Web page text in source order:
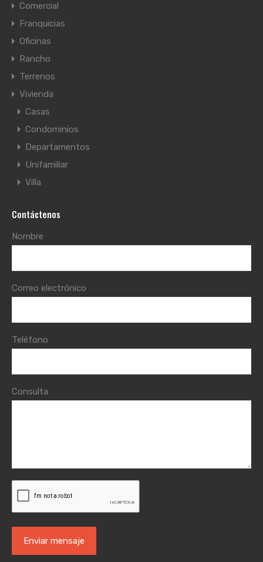
Comercial
Franquicias
Oficinas
Rancho
Terrenos
Vivienda
Casas
Condominios
Departamentos
Unifamiliar
Villa
Contáctenos
Nombre
Correo electrónico
Teléfono
Consulta